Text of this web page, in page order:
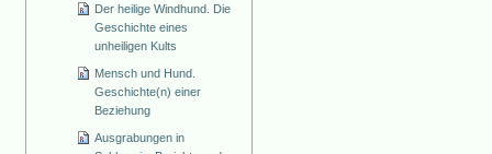
Der heilige Windhund. Die
Geschichte eines
unheiligen Kults
Mensch und Hund.
Geschichte(n) einer
Beziehung
Ausgrabungen in